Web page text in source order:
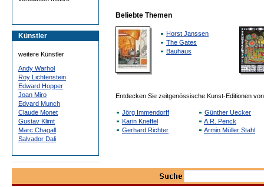
Künstler
weitere Künstler
Andy Warhol
Roy Lichtenstein
Edward Hopper
Joan Miro
Edvard Munch
Claude Monet
Gustav Klimt
Marc Chagall
Salvador Dali
Beliebte Themen
Horst Janssen
The Gates
Bauhaus
Entdecken Sie zeitgenössische Kunst-Editionen
Jörg Immendorff
Karin Kneffel
Gerhard Richter
Günther Uecker
A.R. Penck
Armin Müller Stahl